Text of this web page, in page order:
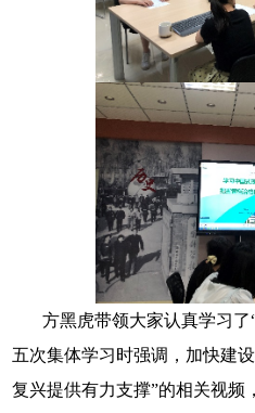
方黑虎带领大家认真学习
五次集体学习时强调，加快建
复兴提供有力支撑”的相关视频